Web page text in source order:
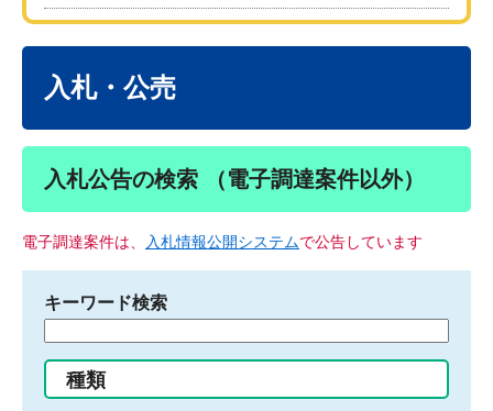
入札・公売
入札公告の検索 （電子調達案件以外）
電子調達案件は、 入札情報公開システムで公告しています
キーワード検索
る
種類